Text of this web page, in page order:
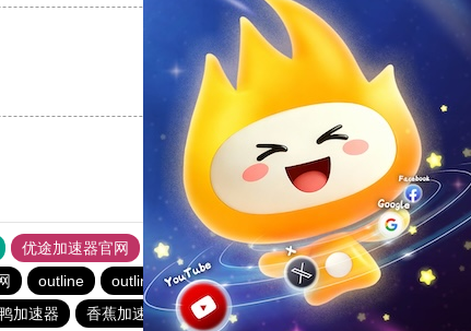
反对[0]
优途加速器官网 风驰加速器 旋风加速器
八戒看书
outline outline outline
快连vρn加速器
加速器 香蕉加速器官网正版 雷霆加器速 outline